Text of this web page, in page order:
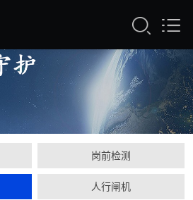
岗前检测
人行闸机